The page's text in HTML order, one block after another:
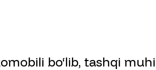
bo‘lib, tashqi